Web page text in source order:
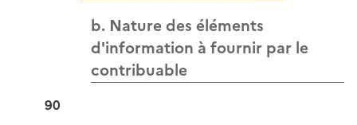
b. Nature des éléments
d'information à fournir par le
contribuable
90